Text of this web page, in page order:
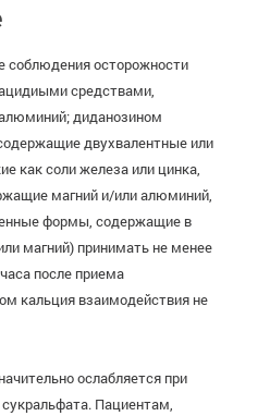
соблюдения осторожности
средствами,
диданозином
двухвалентные или
как соли железа или цинка,
магний и/или алюминий,
формы, содержащие в
магний) принимать не менее
после приема
кальция взаимодействия не
ослабляется при
Пациентам,